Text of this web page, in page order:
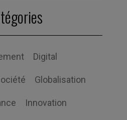
Digital
Globalisation
Innovation